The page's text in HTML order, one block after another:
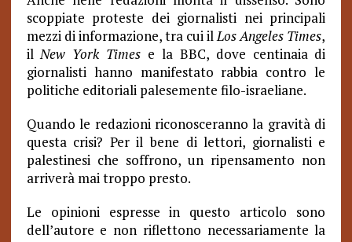
scoppiate proteste dei giornalisti nei principali
mezzi di informazione, tra cui ilLos Angeles Times,
ilNew York Times e la BBC, dove centinaia di
giornalisti hanno manifestato rabbia contro le
politiche editoriali palesemente filo-israeliane.
Quando le redazioni riconosceranno la gravità di
questa crisi? Per il bene di lettori, giornalisti e
palestinesi che soffrono, un ripensamento non
arriverà mai troppo presto.
Le opinioni espresse in questo articolo sono
dell’autore e non riflettono necessariamente la